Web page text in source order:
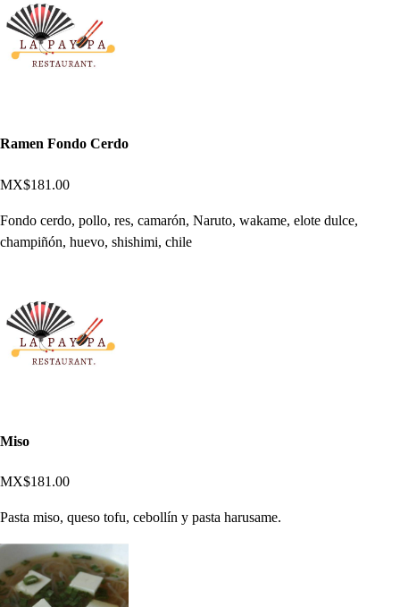
Ramen Fondo Cerdo
MX$181.00
Fondo cerdo, pollo, res, camarón, Naruto, wakame, elote dulce,
champiñón, huevo, shishimi, chile
Miso
MX$181.00
Pasta miso, queso tofu, cebollín y pasta harusame.